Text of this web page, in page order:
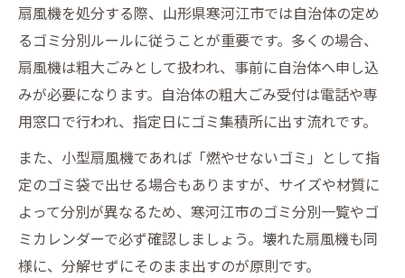
回収業者を利用する際のチェックポイント
健康器具や生活家電の買取活用術
健康器具と生活家電の買取ポイント
テレビやプリンターも高価買取のコツ
効率的な買取と回収の流れを紹介
処分を迷ったら確認したい自治体ルール
寒河江市の家電処分ルール総まとめ
扇風機を処分する際、山形県寒河江市では自治体の定め
るゴミ分別ルールに従うことが重要です。多くの場合、
扇風機は粗大ごみとして扱われ、事前に自治体へ申し込
みが必要になります。自治体の粗大ごみ受付は電話や専
用窓口で行われ、指定日にゴミ集積所に出す流れです。
また、小型扇風機であれば「燃やせないゴミ」として指
定のゴミ袋で出せる場合もありますが、サイズや材質に
よって分別が異なるため、寒河江市のゴミ分別一覧やゴ
ミカレンダーで必ず確認しましょう。壊れた扇風機も同
様に、分解せずにそのまま出すのが原則です。